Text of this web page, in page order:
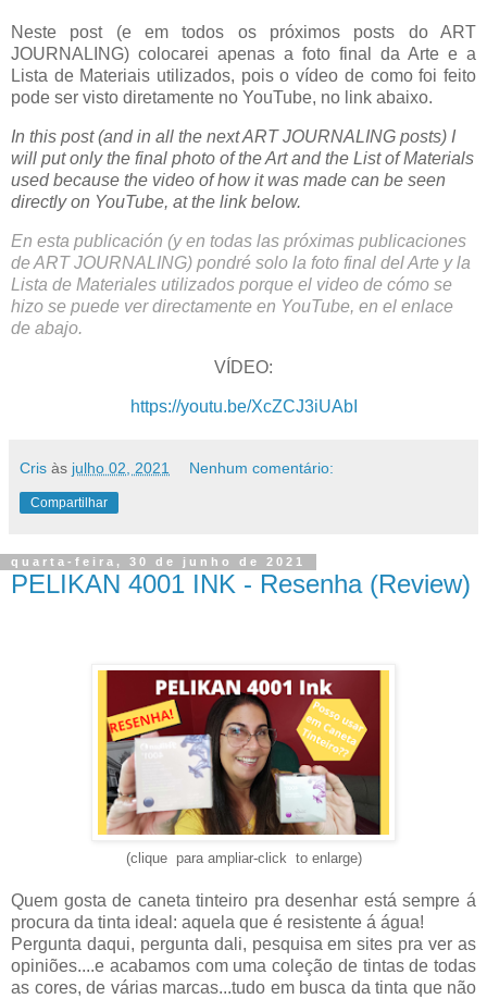
Neste post (e em todos os próximos posts do ART
JOURNALING) colocarei apenas a foto final da Arte e a
Lista de Materiais utilizados, pois o vídeo de como foi feito
pode ser visto diretamente no YouTube, no link abaixo.
In this post (and in all the next ART JOURNALING posts) I
will put only the final photo of the Art and the List of Materials
used because the video of how it was made can be seen
directly on YouTube, at the link below.
En esta publicación (y en todas las próximas publicaciones
de ART JOURNALING) pondré solo la foto final del Arte y la
Lista de Materiales utilizados porque el video de cómo se
hizo se puede ver directamente en YouTube, en el enlace
de abajo.
VÍDEO:
https://youtu.be/XcZCJ3iUAbI
Cris às julho 02, 2021 Nenhum comentário:
Compartilhar
quarta-feira, 30 de junho de 2021
PELIKAN 4001 INK - Resenha (Review)
(clique para ampliar-click to enlarge)
Quem gosta de caneta tinteiro pra desenhar está sempre á
procura da tinta ideal: aquela que é resistente á água!
Pergunta daqui, pergunta dali, pesquisa em sites pra ver as
opiniões....e acabamos com uma coleção de tintas de todas
as cores, de várias marcas...tudo em busca da tinta que não